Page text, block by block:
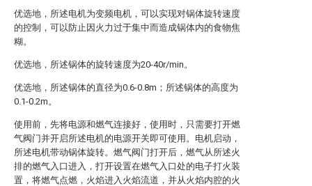
优选地，所述电机为变频电机，可以实现对锅体旋转速度
的控制，可以防止因火力过于集中而造成锅体内的食物焦
糊。
优选地，所述锅体的旋转速度为20-40r/min。
优选地，所述锅体的直径为0.6-0.8m；所述锅体的高度为
0.1-0.2m。
使用前，先将电源和燃气连接好，使用时，只需要打开燃
气阀门并开启所述电机的电源开关即可使用。电机启动，
所述电机带动锅体旋转。燃气阀门打开后，燃气从所述火
排的燃气入口进入，打开设置在燃气入口处的电子打火装
置，将燃气点燃，火焰进入火焰流道，并从火焰内腔的火